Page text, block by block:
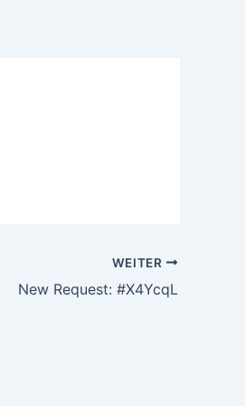
WEITER
New Request: #X4YcqL